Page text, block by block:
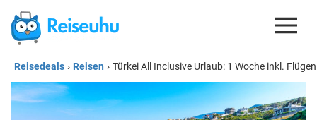
REISEDEALS
GUTSCHEINE
Reisedeals › Reisen › Türkei All Inclusive Urlaub: 1 Woche inkl.